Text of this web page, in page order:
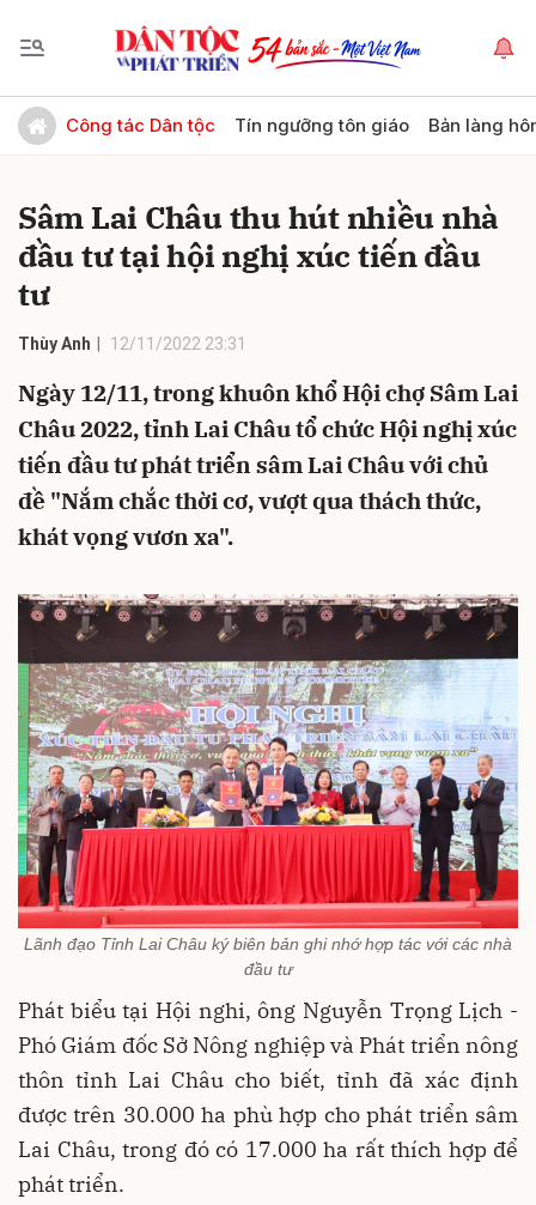
Công tác Dân tộc Tín ngưỡng tôn giáo Bản làng
Sâm Lai Châu thu hút nhiều nhà
đầu tư tại hội nghị xúc tiến đầu
tư
Thùy Anh 12/11/2022 23:31
Ngày 12/11, trong khuôn khổ Hội chợ Sâm Lai
Châu 2022, tỉnh Lai Châu tổ chức Hội nghị xúc
tiến đầu tư phát triển sâm Lai Châu với chủ
đề "Nắm chắc thời cơ, vượt qua thách thức,
khát vọng vươn xa".
Lãnh đạo Tỉnh Lai Châu ký biên bản ghi nhớ hợp tác với các nhà
đầu tư
Phát biểu tại Hội nghi, ông Nguyễn Trọng Lịch -
Phó Giám đốc Sở Nông nghiệp và Phát triển nông
thôn tỉnh Lai Châu cho biết, tỉnh đã xác định
được trên 30.000 ha phù hợp cho phát triển sâm
Lai Châu, trong đó có 17.000 ha rất thích hợp để
phát triển.
Gửi bình luận